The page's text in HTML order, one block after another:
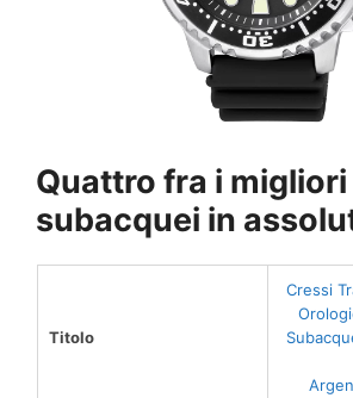
Quattro fra i
subacquei in
Titolo
Cressi